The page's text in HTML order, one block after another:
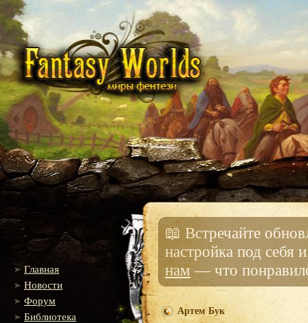
Главная
Новости
Форум
Библиотека
📖 Встречайте
настройка под себя
нам — что
Артем Бук